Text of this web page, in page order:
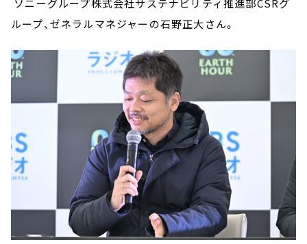
ソニーグループ株式会社サステナビリティ推進部CSRグ
ループ、ゼネラルマネジャーの石野正大さん。